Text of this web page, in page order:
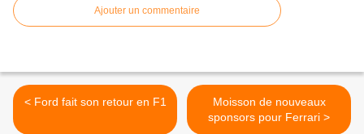
Ajouter un commentaire
< Ford fait son retour en F1
Moisson de nouveaux
sponsors pour Ferrari >